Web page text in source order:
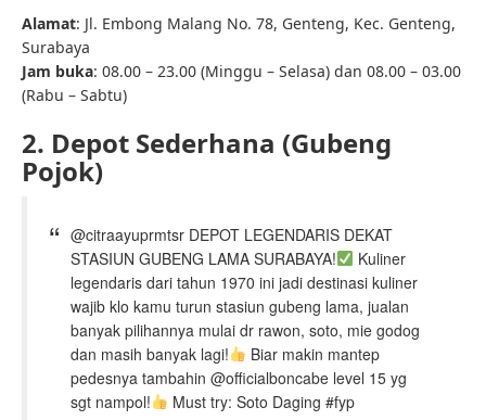
Alamat: Jl. Embong Malang No. 78, Genteng, Kec. Genteng,
Surabaya
Jam buka: 08.00 – 23.00 (Minggu – Selasa) dan 08.00 – 03.00
(Rabu – Sabtu)
2. Depot Sederhana (Gubeng
Pojok)
@citraayuprmtsr DEPOT LEGENDARIS DEKAT
STASIUN GUBENG LAMA SURABAYA!
Kuliner
legendaris dari tahun 1970 ini jadi destinasi kuliner
wajib klo kamu turun stasiun gubeng lama, jualan
banyak pilihannya mulai dr rawon, soto, mie godog
dan masih banyak lagi!
Biar makin mantep
pedesnya tambahin @officialboncabe level 15 yg
sgt nampol!
Must try: Soto Daging #fyp